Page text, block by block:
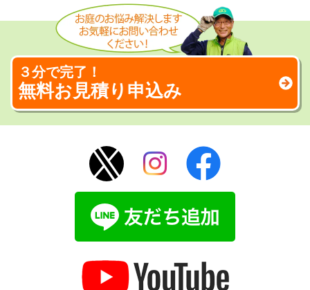
３分で完了！
無料お見積り申込み